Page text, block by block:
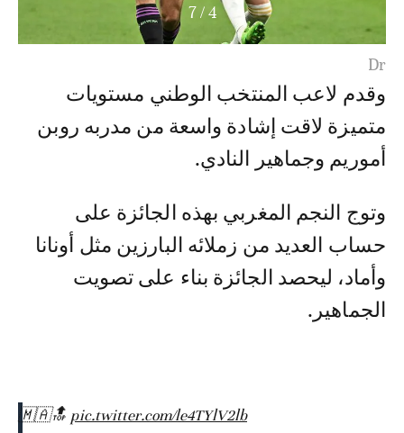
4
/
7
Dr
وقدم لاعب المنتخب الوطني مستويات
متميزة لاقت إشادة واسعة من مدربه روبن
أموريم وجماهير النادي.
وتوج النجم المغربي بهذه الجائزة على
حساب العديد من زملائه البارزين مثل أونانا
وأماد، ليحصد الجائزة بناء على تصويت
الجماهير.
🇲🇦🔝 pic.twitter.com/le4TYlV2lb